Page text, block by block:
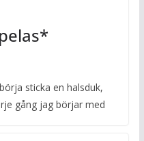
sticka en halsduk,
gång jag börjar med